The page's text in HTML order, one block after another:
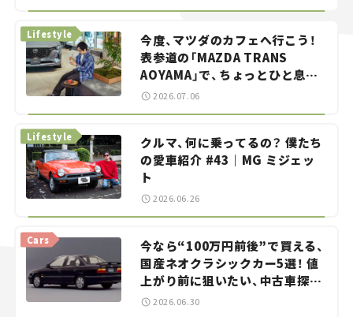
今度、マツダのカフェへ行こう！
表参道の「MAZDA TRANS
AOYAMA」で、ちょっとひと息。
——連載｜CCGとクルマでどうす
Lifestyle
2026.07.06
クルマ、何に乗ってるの？ 僕たち
の愛車紹介 #43｜MG ミジェッ
ト
Lifestyle
2026.06.26
今なら“100万円前後”で買える、
国産ネオクラシックカー5選！ 値
上がり前に狙いたい、中古車探し
をお手伝い――ちょっとイケてるマ
Cars
2026.06.30